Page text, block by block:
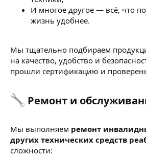
И многое другое — всё, что
жизнь удобнее.
Мы тщательно подбираем
на качество, удобство и
прошли сертификацию и
Ремонт и
Мы выполняем ремонт
других технических средств
сложности: